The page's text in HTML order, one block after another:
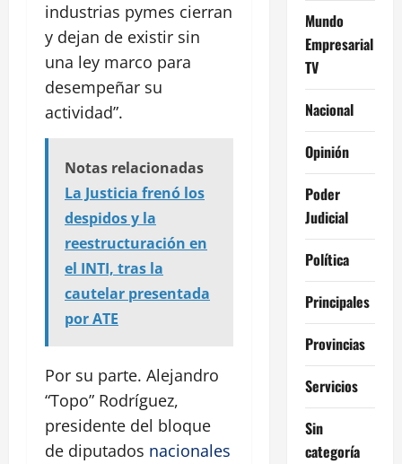
industrias pymes cierran
y dejan de existir sin
una ley marco para
desempeñar su
actividad”.
Notas relacionadas
La Justicia frenó los
despidos y la
reestructuración en
el INTI, tras la
cautelar presentada
por ATE
Por su parte. Alejandro
“Topo” Rodríguez,
presidente del bloque
de diputados nacionales
Mundo
Empresarial
TV
Nacional
Opinión
Poder
Judicial
Política
Principales
Provincias
Servicios
Sin
categoría